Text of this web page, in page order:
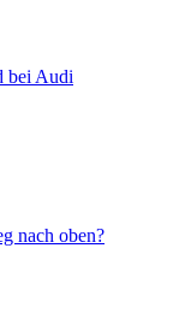
bei Audi
nach oben?